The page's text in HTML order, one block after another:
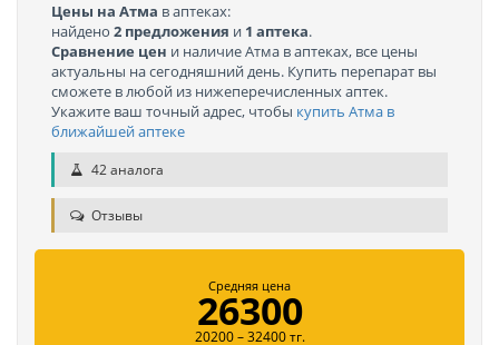
Цены на Атма в аптеках:
найдено 2 предложения и 1 аптека.
Сравнение цен и наличие Атма в аптеках, все цены
актуальны на сегодняшний день. Купить перепарат вы
сможете в любой из нижеперечисленных аптек.
Укажите ваш точный адрес, чтобы купить Атма в
ближайшей аптеке
42 аналога
Отзывы
Средняя цена
26300
20200 – 32400 тг.